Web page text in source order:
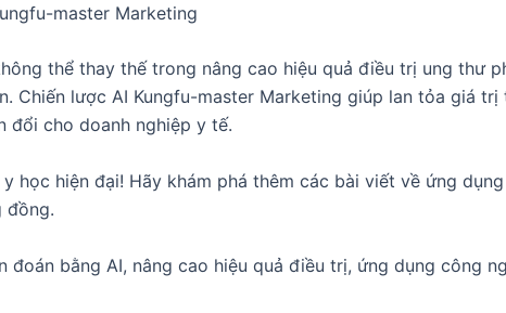
master Marketing
thể thay thế trong nâng cao hiệu quả điều trị ung thư
Chiến lược AI Kungfu-master Marketing giúp lan tỏa giá
đổi cho doanh nghiệp y tế.
học hiện đại! Hãy khám phá thêm các bài viết về ứng
đồng.
đoán bằng AI, nâng cao hiệu quả điều trị, ứng dụng công